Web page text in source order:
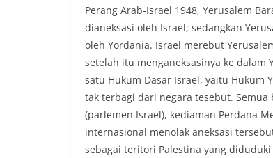
Perang Arab-Israel 1948, Yerusalem
dianeksasi oleh Israel; sedangkan
oleh Yordania. Israel merebut
setelah itu menganeksasinya ke dalam
satu Hukum Dasar Israel, yaitu Hukum
tak terbagi dari negara tesebut.
(parlemen Israel), kediaman Perdana
internasional menolak aneksasi
sebagai teritori Palestina yang